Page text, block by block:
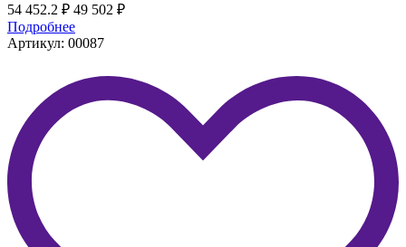
54 452.2 ₽ 49 502 ₽
Подробнее
Артикул: 00087